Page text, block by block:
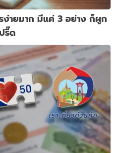
ายมาก มีแค่ 3 อย่าง ก็ผูก
รื๊ด